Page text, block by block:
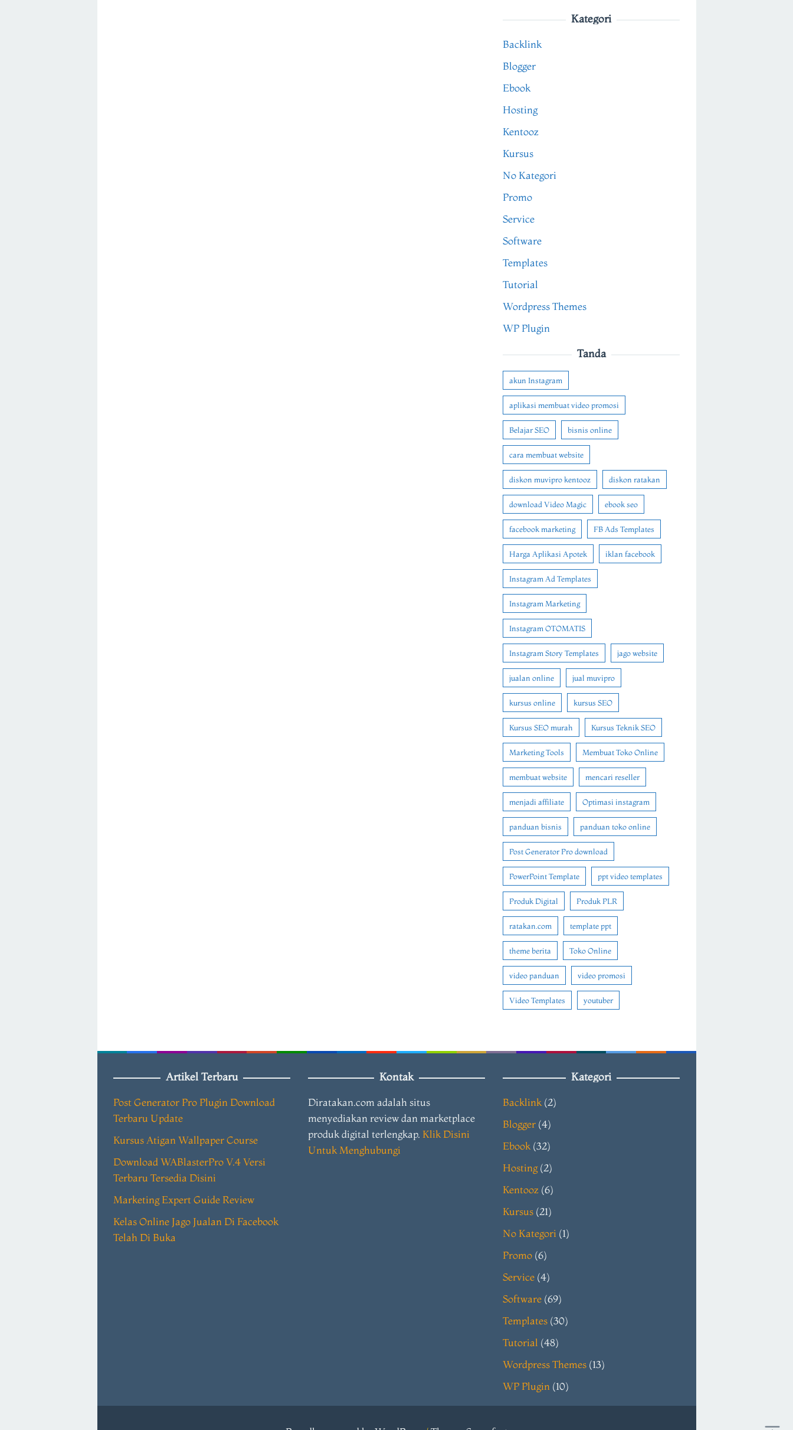
Kategori
Backlink
Blogger
Ebook
Hosting
Kentooz
Kursus
No Kategori
Promo
Service
Software
Templates
Tutorial
Wordpress Themes
WP Plugin
Tanda
akun Instagram
aplikasi membuat video promosi
Belajar SEO bisnis online
cara membuat website
diskon muvipro kentooz diskon ratakan
download Video Magic ebook seo
facebook marketing FB Ads Templates
Harga Aplikasi Apotek iklan facebook
Instagram Ad Templates
Instagram Marketing
Instagram OTOMATIS
Instagram Story Templates jago website
jualan online jual muvipro
kursus online kursus SEO
Kursus SEO murah Kursus Teknik SEO
Marketing Tools Membuat Toko Online
membuat website mencari reseller
menjadi affiliate Optimasi instagram
panduan bisnis panduan toko online
Post Generator Pro download
PowerPoint Template ppt video templates
Produk Digital Produk PLR
ratakan.com template ppt
theme berita Toko Online
video panduan video promosi
Video Templates youtuber
Artikel Terbaru
Post Generator Pro Plugin Download
Terbaru Update
Kursus Atigan Wallpaper Course
Download WABlasterPro V.4 Versi
Terbaru Tersedia Disini
Marketing Expert Guide Review
Kelas Online Jago Jualan Di Facebook
Telah Di Buka
Kontak
Diratakan.com adalah situs
menyediakan review dan marketplace
produk digital terlengkap. Klik Disini
Untuk Menghubungi
Kategori
Backlink (2)
Blogger (4)
Ebook (32)
Hosting(2)
Kentooz (6)
Kursus (21)
No Kategori (1)
Promo (6)
Service (4)
Software (69)
Templates (30)
Tutorial (48)
Wordpress Themes (13)
WP Plugin (10)